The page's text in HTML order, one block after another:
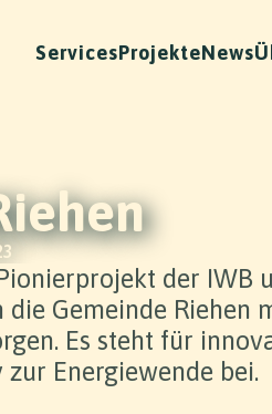
ServicesProjekteNews
der IWB
Gemeinde Riehen
Es steht für
Energiewende bei.